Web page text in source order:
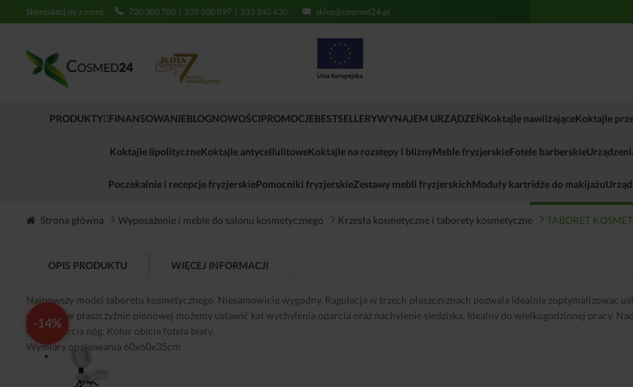
Skontaktuj się z nami: 720 300 700| 535 500 097 | 533 340 430 sklep@cosmed24.pl
PRODUKTY FINANSOWANIEBLOGNOWOŚCIPROMOCJEBESTSELLERYWYNAJEM URZĄDZEŃKoktajle nawilżająceKoktajle
Koktajle lipolityczneKoktajle antycellulitoweKoktajle na rozstępy i bliznyMeble fryzjerskieFotele barberskie
Poczekalnie i recepcje fryzjerskiePomocniki fryzjerskieZestawy mebli fryzjerskichModuły kartridże do makijażu
Strona główna Wyposażenie i meble do salonu kosmetycznego Krzesła kosmetyczne i taborety kosmetyczne TABORET
OPIS PRODUKTU WIĘCEJ INFORMACJI
Najnowszy model taboretu kosmetycznego. Niesamowicie wygodny. Ragulacja w trzech płaszczyznach pozwala idealnie zoptymalizowac
regulacji w płaszczyźnie pionowej możemy ustawić kat wychylenia oparcia oraz nachylenie siedziska. Idealny do wielkogodzinnej pracy.
do podparcia nóg. Kolor obicia fotela biały.
Wymiary opakowania 60x60x35cm
-14%
Informujemy, iż
NIP: 8942818845
(wykonanie umowy) w
usunięcia danych,
danych osobowych podane